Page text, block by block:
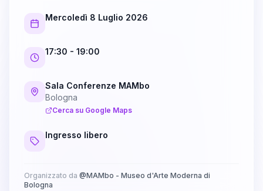
Mercoledì 8 Luglio 2026
17:30 - 19:00
Sala Conferenze MAMbo
Bologna
Cerca su Google Maps
Ingresso libero
Organizzato da @MAMbo - Museo d'Arte Moderna di
Bologna